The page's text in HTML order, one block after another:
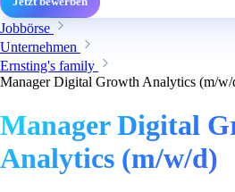
Jobbörse
Unternehmen
Ernsting's family
Manager Digital Growth Analytics (m/w/
Manager Digital
Analytics (m/w/d)